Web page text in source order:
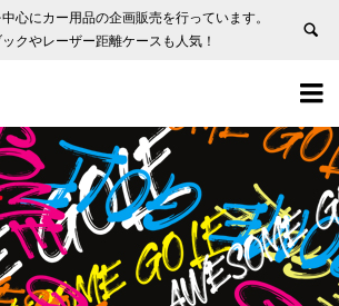
心にカー用品の企画販売を行っています。
クやレーザー距離ケースも人気！

